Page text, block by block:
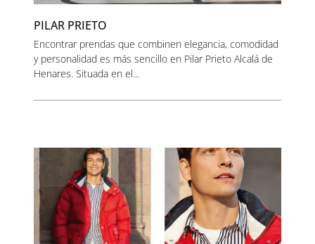
PILAR PRIETO
Encontrar prendas que combinen elegancia, comodidad
y personalidad es más sencillo en Pilar Prieto Alcalá de
Henares. Situada en el...